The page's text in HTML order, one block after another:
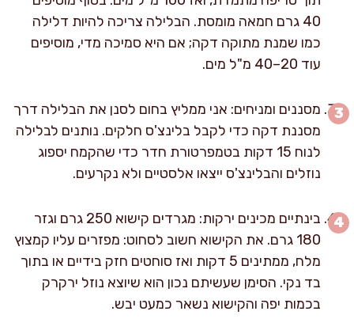
40 גרם חמאה מומסת. הבלילה צריכה להיות דלילה
כמו שמנת מתוקה דקה; אם היא סמיכה מדי, מוסיפים
עוד 20–40 מ"ל מים.
מסננים ומניחים: אני ממליץ בחום לסנן את הבלילה דרך
מסננת דקה כדי לקבל בלינצ'ס חלקים. נותנים לבלילה
לנוח 15 דקות בטמפרטורת חדר כדי שהקמח יספוג
נוזלים והבלינצ'ס ייצאו אלסטיים ולא נקרעים.
בינתיים מכינים ירקות: מגרדים קישוא 250 גרם וגזר
180 גרם. את הקישוא חשוב לסחוט: מפזרים עליו קמצוץ
מלח, ממתינים 5 דקות ואז סוחטים חזק בידיים או בתוך
בד נקי. הסימן שעשיתם נכון הוא שיוצא נוזל ירקרק
בכמות יפה והקישוא נשאר כמעט יבש.